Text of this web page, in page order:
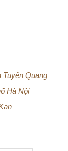
Tuyên Quang
Hà Nội